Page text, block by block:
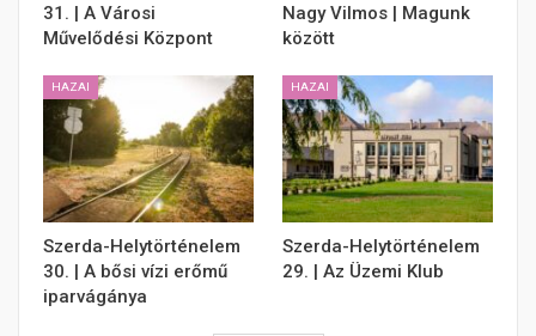
31. | A Városi
Művelődési Központ
Nagy Vilmos | Magunk
között
HAZAI
Szerda-Helytörténelem
30. | A bősi vízi erőmű
iparvágánya
HAZAI
Szerda-Helytörténelem
29. | Az Üzemi Klub